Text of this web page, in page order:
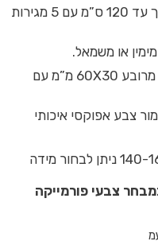
שלוחת צד בעומק 50 ס”מ ובאורך עד 120 ס”מ עם 5 מגירות
או משמאל.
רגלי חלון מיוצרות מפרופיל מתכת מרובע 60X30 מ”מ עם
צבע אפוקסי איכותי
מידה סטנדרטית של השולחן 140-160X70 ניתן לבחור מידה
צבעי פורמייקה